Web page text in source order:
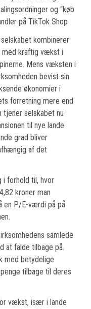
og “køb
på TikTok Shop
kombinerer
med kraftig vækst i
Mens væksten i
bevist sin
økonomier i
forretning mere end
tjener selskabet nu
til nye lande
grad bliver
af det
i forhold til, hvor
kroner man
en P/E-værdi på på
samlede
at falde tilbage på.
med betydelige
tilbage til deres
vækst, især i lande